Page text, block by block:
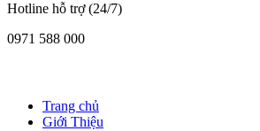
Hotline hỗ trợ (24/7)
0971 588 000
Trang chủ
Giới Thiệu